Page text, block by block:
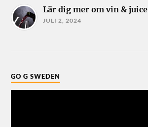
Lär dig mer om vin & juice
JULI 2, 2024
GO G SWEDEN